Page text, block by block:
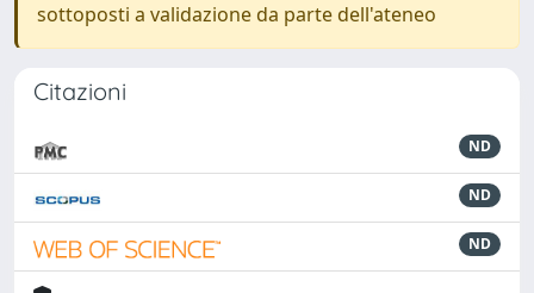
sottoposti a validazione da parte dell'ateneo
Citazioni
ND
ND
ND